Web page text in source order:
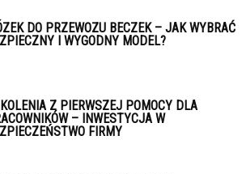
DO PRZEWOZU BECZEK – JAK WYBRAĆ
I WYGODNY MODEL?
Z PIERWSZEJ POMOCY DLA
– INWESTYCJA W
FIRMY